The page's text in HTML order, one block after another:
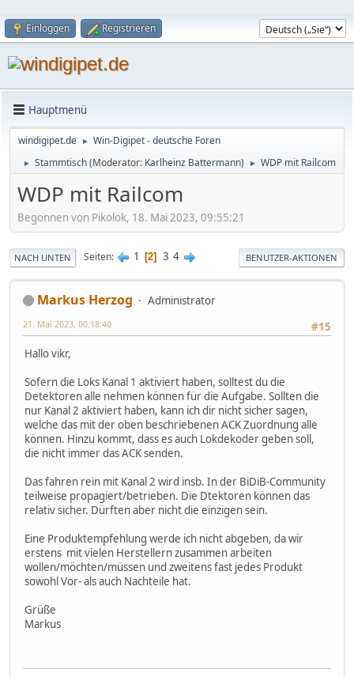
Einloggen Registrieren
Hauptmenü
windigipet.de ► Win-Digipet - deutsche Foren
► Stammtisch(Moderator: Karlheinz Battermann) ► WDP mit Railcom
WDP mit Railcom
Begonnen von Pikolok, 18. Mai 2023, 09:55:21
NACH UNTEN Seiten 1 2 3 4 BENUTZER-AKTIONEN
Markus Herzog
Administrator
#15
21. Mai 2023, 00:18:40
Hallo vikr,
Sofern die Loks Kanal 1 aktiviert haben, solltest du die
Detektoren alle nehmen können für die Aufgabe. Sollten die
nur Kanal 2 aktiviert haben, kann ich dir nicht sicher sagen,
welche das mit der oben beschriebenen ACK Zuordnung alle
können. Hinzu kommt, dass es auch Lokdekoder geben soll,
die nicht immer das ACK senden.
Das fahren rein mit Kanal 2 wird insb. In der BiDiB-Community
teilweise propagiert/betrieben. Die Dtektoren können das
relativ sicher. Dürften aber nicht die einzigen sein.
Eine Produktempfehlung werde ich nicht abgeben, da wir
erstens mit vielen Herstellern zusammen arbeiten
wollen/möchten/müssen und zweitens fast jedes Produkt
sowohl Vor- als auch Nachteile hat.
Grüße
Markus